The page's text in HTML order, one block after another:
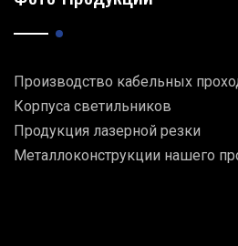
Производство кабельных
Корпуса светильников
Продукция лазерной резки
Металлоконструкции нашего